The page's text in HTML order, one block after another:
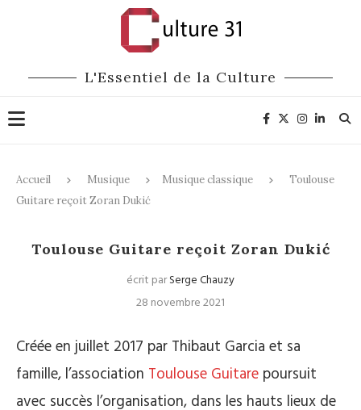
L'Essentiel de la Culture
Accueil Musique Musique classique
Toulouse
Guitare reçoit Zoran Dukić
Toulouse Guitare reçoit Zoran Dukić
écrit parSerge Chauzy
28 novembre 2021
Créée en juillet 2017 par Thibaut Garcia et sa
famille, l’association Toulouse Guitare poursuit
avec succès l’organisation, dans les hauts lieux de